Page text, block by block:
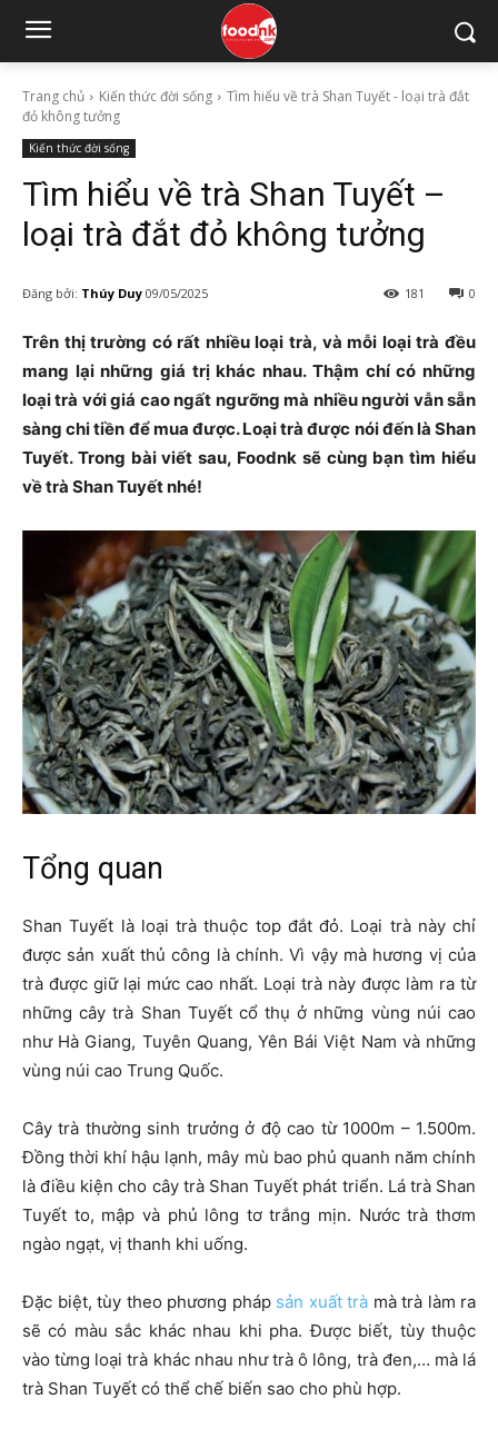
Trang chủ Kiến thức đời sống
Tìm hiểu về trà Shan Tuyết - loại trà đắt
đỏ không tưởng
Kiến thức đời sống
Tìm hiểu về trà Shan Tuyết –
loại trà đắt đỏ không tưởng
Đăng bởi: Thúy Duy 09/05/2025 0
181
Trên thị trường có rất nhiều loại trà, và mỗi loại trà đều
mang lại những giá trị khác nhau. Thậm chí có những
loại trà với giá cao ngất ngưỡng mà nhiều người vẫn sẵn
sàng chi tiền để mua được. Loại trà được nói đến là Shan
Tuyết. Trong bài viết sau, Foodnk sẽ cùng bạn tìm hiểu
về trà Shan Tuyết nhé!
Tổng quan
Shan Tuyết là loại trà thuộc top đắt đỏ. Loại trà này chỉ
được sản xuất thủ công là chính. Vì vậy mà hương vị của
trà được giữ lại mức cao nhất. Loại trà này được làm ra từ
những cây trà Shan Tuyết cổ thụ ở những vùng núi cao
như Hà Giang, Tuyên Quang, Yên Bái Việt Nam và những
vùng núi cao Trung Quốc.
Cây trà thường sinh trưởng ở độ cao từ 1000m – 1.500m.
Đồng thời khí hậu lạnh, mây mù bao phủ quanh năm chính
là điều kiện cho cây trà Shan Tuyết phát triển. Lá trà Shan
Tuyết to, mập và phủ lông tơ trắng mịn. Nước trà thơm
ngào ngạt, vị thanh khi uống.
Đặc biệt, tùy theo phương pháp sản xuất trà mà trà làm ra
sẽ có màu sắc khác nhau khi pha. Được biết, tùy thuộc
vào từng loại trà khác nhau như trà ô lông, trà đen,… mà lá
trà Shan Tuyết có thể chế biến sao cho phù hợp.